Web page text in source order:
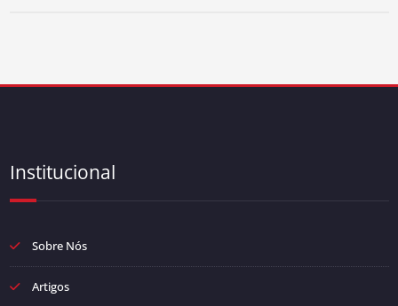
Institucional
Sobre Nós
Artigos